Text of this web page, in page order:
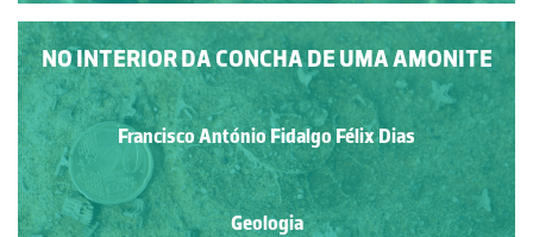
NO INTERIOR DA CONCHA DE UMA AMONITE
Francisco António Fidalgo Félix Dias
Geologia